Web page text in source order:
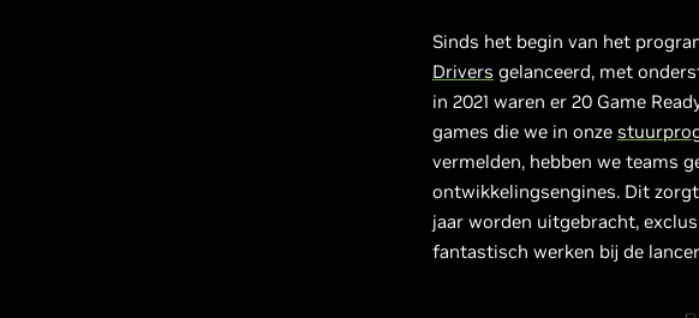
Sinds het begin van het
Drivers gelanceerd, met
in 2021 waren er 20 Game
games die we in onze
vermelden, hebben we teams
ontwikkelingsengines. Dit
jaar worden uitgebracht,
fantastisch werken bij de